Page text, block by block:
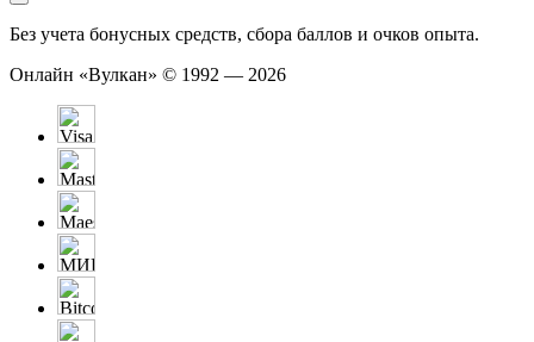
Без учета бонусных средств, сбора баллов и очков опыта.
Онлайн «Вулкан» © 1992 — 2026